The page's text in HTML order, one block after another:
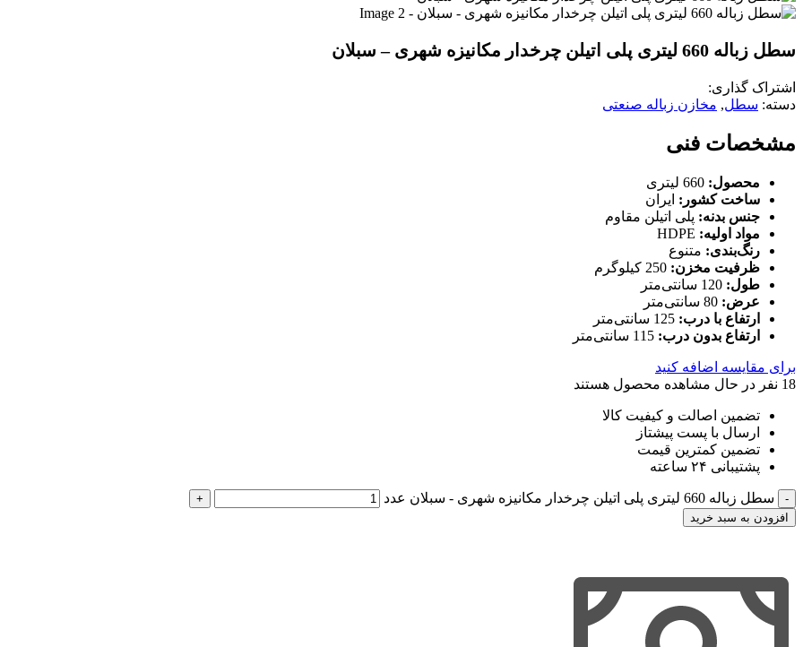
سطل زباله 660 لیتری پلی اتیلن چرخدار مکانیزه شهری – سبلان
اشتراک گذاری:
دسته: سطل, مخازن زباله صنعتی
مشخصات فنی
محصول:
ساخت کشور: ایران
جنس بدنه: پلی اتیلن مقاوم
مواد اولیه:
رنگ‌بندی: متنوع
ظرفیت مخزن:
طول:
عرض:
ارتفاع با درب:
ارتفاع بدون درب:
برای مقایسه اضافه کنید
18 نفر در حال مشاهده محصول هستند
تضمین اصالت و کیفیت کالا
ارسال با پست پیشتاز
تضمین کمترین قیمت
پشتیبانی ۲۴ ساعته
سطل زباله 660 لیتری پلی اتیلن چرخدار مکانیزه شهری - سبلان عدد
افزودن به سبد خرید